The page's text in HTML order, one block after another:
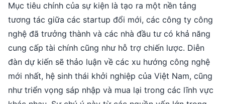
Mục tiêu chính của sự kiện là tạo ra một nền tảng
tương tác giữa các startup đổi mới, các công ty công
nghệ đã trưởng thành và các nhà đầu tư có khả năng
cung cấp tài chính cũng như hỗ trợ chiến lược. Diễn
đàn dự kiến sẽ thảo luận về các xu hướng công nghệ
mới nhất, hệ sinh thái khởi nghiệp của Việt Nam, cũng
như triển vọng sáp nhập và mua lại trong các lĩnh vực